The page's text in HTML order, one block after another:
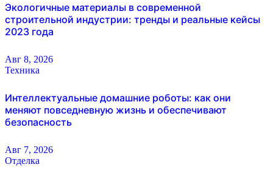
Экологичные материалы в современной
строительной индустрии: тренды и реальные кейсы
2023 года
Авг 8, 2026
Техника
Интеллектуальные домашние роботы: как они
меняют повседневную жизнь и обеспечивают
безопасность
Авг 7, 2026
Отделка